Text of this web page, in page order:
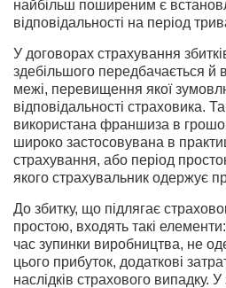
найбільш поширеним є
відповідальності на період
У договорах страхування
здебільшого передбачається й
межі, перевищення якої
відповідальності страховика.
використана франшиза в
широко застосовувана в
страхування, або період
якого страхувальник одержує
До збитку, що підлягає
простою, входять такі
час зупинки виробництва, не
цього прибуток, додаткові
наслідків страхового випадку.